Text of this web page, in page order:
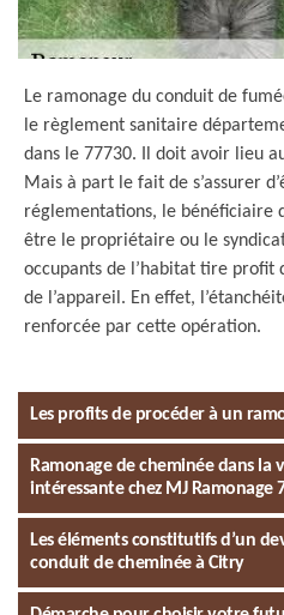
Le ramonage du conduit de
le règlement sanitaire
dans le 77730. Il doit avoir lieu
Mais à part le fait de s’assurer
réglementations, le bénéficiaire
être le propriétaire ou le
occupants de l’habitat tire profit
de l’appareil. En effet,
renforcée par cette opération.
Les profits de procéder à un
Ramonage de cheminée dans la
intéressante chez MJ Ramonage
Les éléments constitutifs d’un
conduit de cheminée à Citry